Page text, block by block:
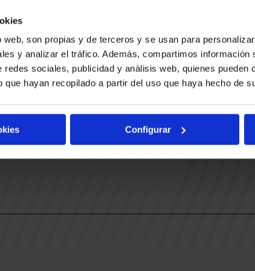
web, son propias y de terceros y se usan para
y analizar el tráfico. Además, compartimos información
redes sociales, publicidad y análisis web, quienes pueden
que hayan recopilado a partir del uso que haya hecho de
Configurar
BAKH
FUNDACIÓN
01013 Vitoria-Gasteiz